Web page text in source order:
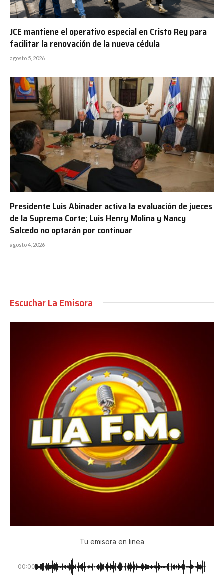
JCE mantiene el operativo especial en Cristo Rey para
facilitar la renovación de la nueva cédula
agosto 5, 2026
Presidente Luis Abinader activa la evaluación de jueces
de la Suprema Corte; Luis Henry Molina y Nancy
Salcedo no optarán por continuar
agosto 4, 2026
Escuchar La Emisora
Tu emisora en linea
00:00